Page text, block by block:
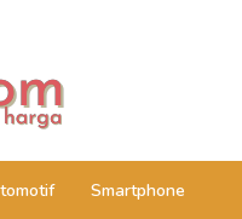
Smartphone